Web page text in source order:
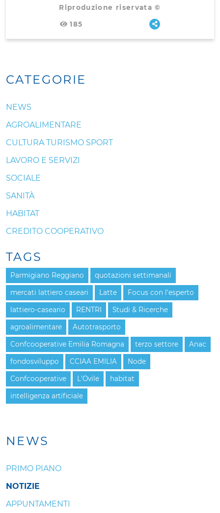
Riproduzione riservata ©
185
NEWS
PRIMO PIANO
NOTIZIE
APPUNTAMENTI
CATEGORIE
NEWS
AGROALIMENTARE
CULTURA TURISMO SPORT
LAVORO E SERVIZI
SOCIALE
SANITÀ
HABITAT
CREDITO COOPERATIVO
TAGS
Parmigiano Reggiano quotazioni settimanali
mercati lattiero caseari Latte Focus con l'esperto
lattiero-caseario RENTRI Studi & Ricerche
agroalimentare Autotrasporto
Confcooperative Emilia Romagna terzo settore Anac
fondosviluppo CCIAA EMILIA Node
Confcooperative L'Ovile habitat
intelligenza artificiale